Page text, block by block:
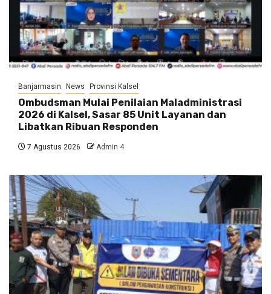
Banjarmasin News Provinsi Kalsel
Ombudsman Mulai Penilaian Maladministrasi
2026 di Kalsel, Sasar 85 Unit Layanan dan
Libatkan Ribuan Responden
7 Agustus 2026 Admin 4